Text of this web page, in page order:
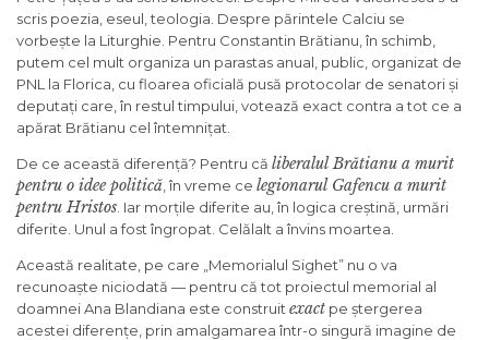
scris poezia, eseul, teologia. Despre părintele Calciu se
vorbește la Liturghie. Pentru Constantin Brătianu, în schimb,
putem cel mult organiza un parastas anual, public, organizat de
PNL la Florica, cu floarea oficială pusă protocolar de senatori și
deputați care, în restul timpului, votează exact contra a tot ce a
apărat Brătianu cel întemnițat.
De ce această diferență? Pentru că liberalul Brătianu a murit
pentru o idee politică , în vreme ce legionarul Gafencu a murit
pentru Hristos . Iar morțile diferite au, în logica creștină, urmări
diferite. Unul a fost îngropat. Celălalt a învins moartea.
Această realitate, pe care „Memorialul Sighet” nu o va
recunoaște niciodată — pentru că tot proiectul memorial al
doamnei Ana Blandiana este construit exact pe ștergerea
acestei diferențe, prin amalgamarea într-o singură imagine de